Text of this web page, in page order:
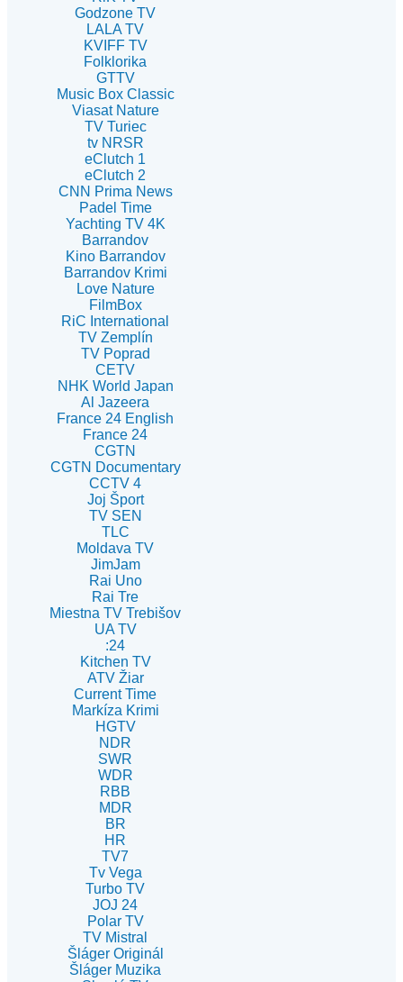
Godzone TV
LALA TV
KVIFF TV
Folklorika
GTTV
Music Box Classic
Viasat Nature
TV Turiec
tv NRSR
eClutch 1
eClutch 2
CNN Prima News
Padel Time
Yachting TV 4K
Barrandov
Kino Barrandov
Barrandov Krimi
Love Nature
FilmBox
RiC International
TV Zemplín
TV Poprad
CETV
NHK World Japan
Al Jazeera
France 24 English
France 24
CGTN
CGTN Documentary
CCTV 4
Joj Šport
TV SEN
TLC
Moldava TV
JimJam
Rai Uno
Rai Tre
Miestna TV Trebišov
UA TV
:24
Kitchen TV
ATV Žiar
Current Time
Markíza Krimi
HGTV
NDR
SWR
WDR
RBB
MDR
BR
HR
TV7
Tv Vega
Turbo TV
JOJ 24
Polar TV
TV Mistral
Šláger Originál
Šláger Muzika